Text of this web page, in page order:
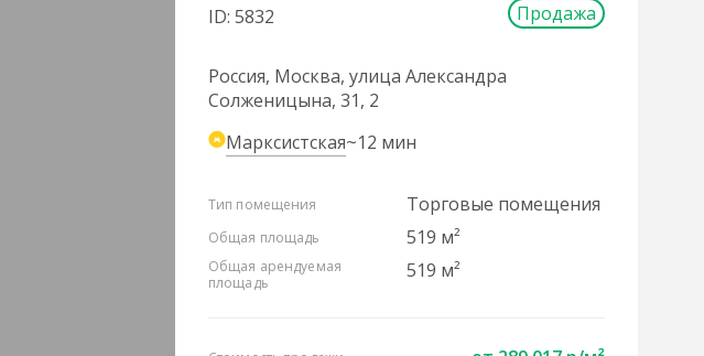
ID: 5832 Продажа
Россия, Москва, улица Александра
Солженицына, 31, 2
Марксистская~12 мин
Тип помещения Торговые помещения
Общая площадь 519 м²
Общая арендуемая
площадь
519 м²